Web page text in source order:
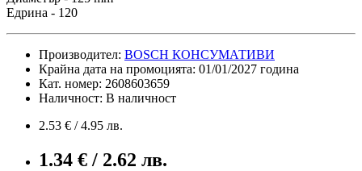
Едрина - 120
Производител: BOSCH КОНСУМАТИВИ
Крайна дата на промоцията: 01/01/2027 година
Кат. номер: 2608603659
Наличност: В наличност
2.53 € / 4.95 лв.
1.34 € / 2.62 лв.